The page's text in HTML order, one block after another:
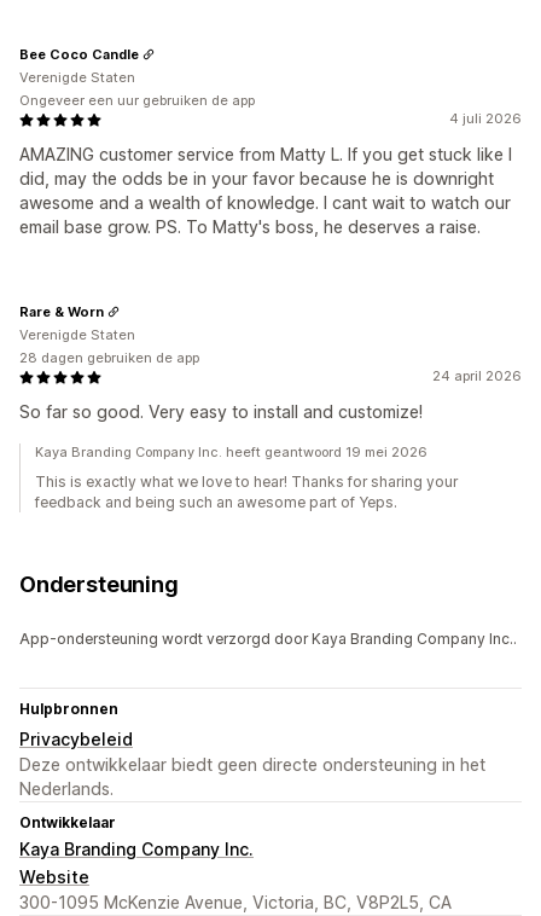
4 juli 2026
AMAZING customer service from Matty L. If you get stuck like I
did, may the odds be in your favor because he is downright
awesome and a wealth of knowledge. I cant wait to watch our
email base grow. PS. To Matty's boss, he deserves a raise.
Bee Coco Candle
Verenigde Staten
Ongeveer een uur gebruiken de app
24 april 2026
So far so good. Very easy to install and customize!
Rare & Worn
Verenigde Staten
28 dagen gebruiken de app
Kaya Branding Company Inc. heeft geantwoord 19 mei 2026
This is exactly what we love to hear! Thanks for sharing your
feedback and being such an awesome part of Yeps.
Ondersteuning
App-ondersteuning wordt verzorgd door Kaya Branding Company Inc..
Hulpbronnen
Privacybeleid
Deze ontwikkelaar biedt geen directe ondersteuning in het
Nederlands.
Ontwikkelaar
Kaya Branding Company Inc.
Website
300-1095 McKenzie Avenue, Victoria, BC, V8P2L5, CA